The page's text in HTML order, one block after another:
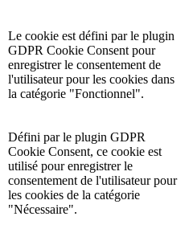
Le cookie est défini par le plugin
GDPR Cookie Consent pour
enregistrer le consentement de
l'utilisateur pour les cookies dans
la catégorie "Fonctionnel".
Défini par le plugin GDPR
Cookie Consent, ce cookie est
utilisé pour enregistrer le
consentement de l'utilisateur pour
les cookies de la catégorie
"Nécessaire".